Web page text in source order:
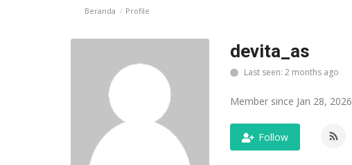
Beranda Profile
devita_as
Last seen: 2 months ago
Member since Jan 28, 2026
Follow